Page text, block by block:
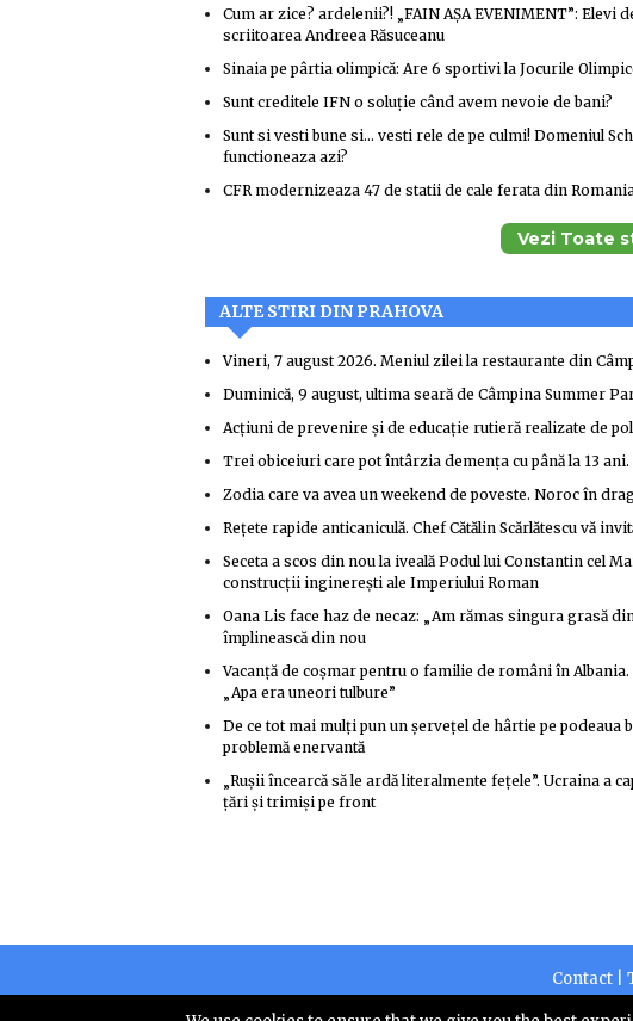
Cum ar zice? ardelenii?! „FAIN AȘA EVENIMENT”: Elevi
scriitoarea Andreea Răsuceanu
Sinaia pe pârtia olimpică: Are 6 sportivi la Jocurile
Sunt creditele IFN o soluție când avem nevoie de bani?
Sunt si vesti bune si… vesti rele de pe culmi! Domeniul
functioneaza azi?
CFR modernizeaza 47 de statii de cale ferata din
Vezi Toate
ALTE STIRI DIN PRAHOVA
Vineri, 7 august 2026. Meniul zilei la restaurante din
Duminică, 9 august, ultima seară de Câmpina Summer
Acțiuni de prevenire și de educație rutieră realizate de
Trei obiceiuri care pot întârzia demența cu până la 13
Zodia care va avea un weekend de poveste. Noroc în
Rețete rapide anticaniculă. Chef Cătălin Scărlătescu vă
Seceta a scos din nou la iveală Podul lui Constantin cel
construcții inginerești ale Imperiului Roman
Oana Lis face haz de necaz: „Am rămas singura grasă
împlinească din nou
Vacanță de coșmar pentru o familie de români în
„Apa era uneori tulbure”
De ce tot mai mulți pun un șervețel de hârtie pe podeaua
problemă enervantă
„Rușii încearcă să le ardă literalmente fețele”. Ucraina a
țări și trimiși pe front
Contact
Copyright © 2026 |